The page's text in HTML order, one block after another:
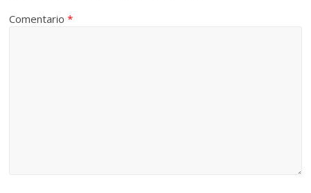
Comentario*